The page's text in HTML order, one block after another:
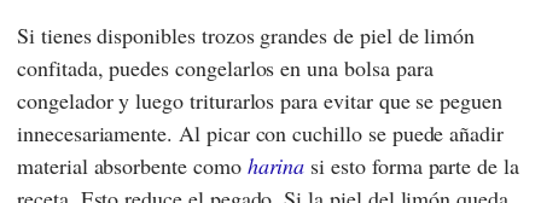
Si tienes disponibles trozos grandes de piel de limón
confitada, puedes congelarlos en una bolsa para
congelador y luego triturarlos para evitar que se peguen
innecesariamente. Al picar con cuchillo se puede añadir
material absorbente como harina si esto forma parte de la